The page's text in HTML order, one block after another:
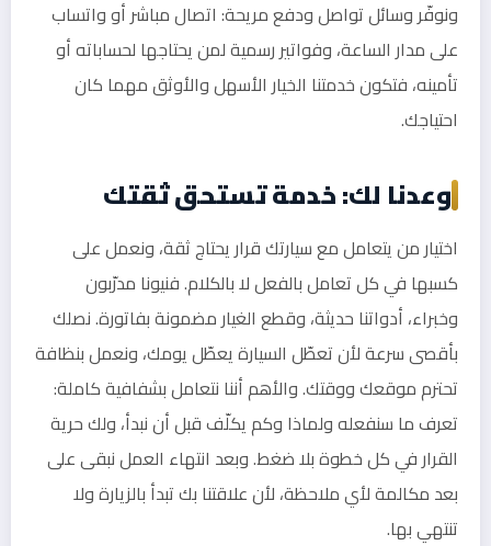
ونوفّر وسائل تواصل ودفع مريحة: اتصال مباشر أو واتساب
على مدار الساعة، وفواتير رسمية لمن يحتاجها لحساباته أو
تأمينه، فتكون خدمتنا الخيار الأسهل والأوثق مهما كان
احتياجك.
وعدنا لك: خدمة تستحق ثقتك
اختيار من يتعامل مع سيارتك قرار يحتاج ثقة، ونعمل على
كسبها في كل تعامل بالفعل لا بالكلام. فنيونا مدرّبون
وخبراء، أدواتنا حديثة، وقطع الغيار مضمونة بفاتورة. نصلك
بأقصى سرعة لأن تعطّل السيارة يعطّل يومك، ونعمل بنظافة
تحترم موقعك ووقتك. والأهم أننا نتعامل بشفافية كاملة:
تعرف ما سنفعله ولماذا وكم يكلّف قبل أن نبدأ، ولك حرية
القرار في كل خطوة بلا ضغط. وبعد انتهاء العمل نبقى على
بعد مكالمة لأي ملاحظة، لأن علاقتنا بك تبدأ بالزيارة ولا
تنتهي بها.